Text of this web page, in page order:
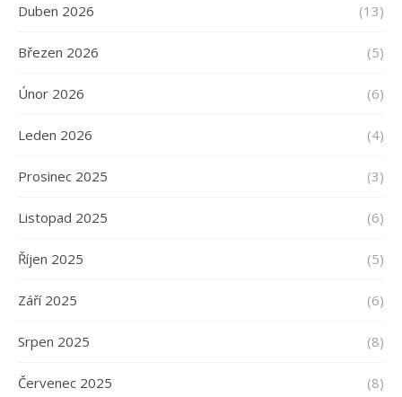
Duben 2026 (13)
Březen 2026 (5)
Únor 2026 (6)
Leden 2026 (4)
Prosinec 2025 (3)
Listopad 2025 (6)
Říjen 2025 (5)
Září 2025 (6)
Srpen 2025 (8)
Červenec 2025 (8)